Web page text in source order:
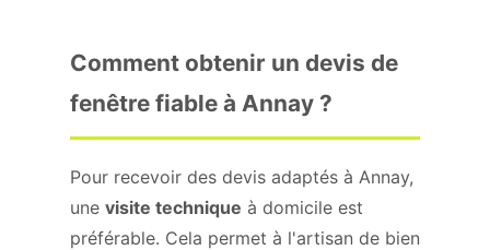
Comment obtenir un devis de
fenêtre fiable à Annay ?
Pour recevoir des devis adaptés à Annay,
une visite technique à domicile est
préférable. Cela permet à l'artisan de bien